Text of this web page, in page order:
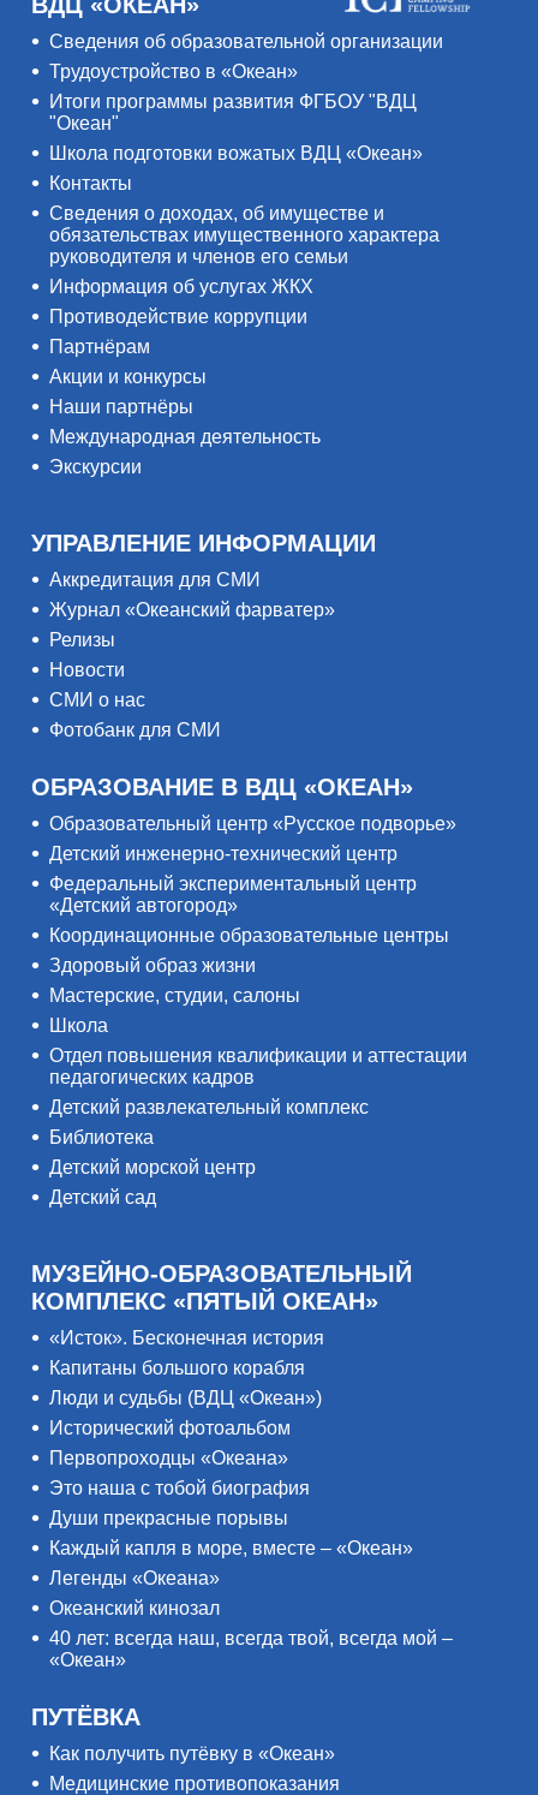
Сведения об образовательной организации
Трудоустройство в «Океан»
Итоги программы развития ФГБОУ "ВДЦ
"Океан"
Школа подготовки вожатых ВДЦ «Океан»
Контакты
Сведения о доходах, об имуществе и
обязательствах имущественного характера
руководителя и членов его семьи
Информация об услугах ЖКХ
Противодействие коррупции
Партнёрам
Акции и конкурсы
Наши партнёры
Международная деятельность
Экскурсии
УПРАВЛЕНИЕ ИНФОРМАЦИИ
Аккредитация для СМИ
Журнал «Океанский фарватер»
Релизы
Новости
СМИ о нас
Фотобанк для СМИ
ОБРАЗОВАНИЕ В ВДЦ «ОКЕАН»
Образовательный центр «Русское подворье»
Детский инженерно-технический центр
Федеральный экспериментальный центр
«Детский автогород»
Координационные образовательные центры
Здоровый образ жизни
Мастерские, студии, салоны
Школа
Отдел повышения квалификации и аттестации
педагогических кадров
Детский развлекательный комплекс
Библиотека
Детский морской центр
Детский сад
МУЗЕЙНО-ОБРАЗОВАТЕЛЬНЫЙ
КОМПЛЕКС «ПЯТЫЙ ОКЕАН»
«Исток». Бесконечная история
Капитаны большого корабля
Люди и судьбы (ВДЦ «Океан»)
Исторический фотоальбом
Первопроходцы «Океана»
Это наша с тобой биография
Души прекрасные порывы
Каждый капля в море, вместе – «Океан»
Легенды «Океана»
Океанский кинозал
40 лет: всегда наш, всегда твой, всегда мой –
«Океан»
ПУТЁВКА
Как получить путёвку в «Океан»
Медицинские противопоказания